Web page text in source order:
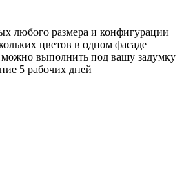
любого размера и конфигурации
цветов в одном фасаде
можно выполнить под вашу задумку
5 рабочих дней